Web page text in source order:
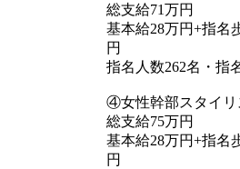
総支給71万円
基本給28万円+指名
円
指名人数262名・指
④女性幹部スタイリ
総支給75万円
基本給28万円+指名
円